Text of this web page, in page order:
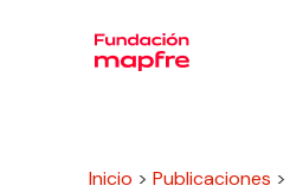
Inicio > Publicaciones >